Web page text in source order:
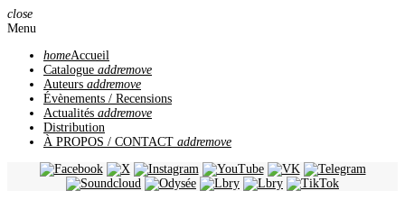
close
Menu
homeAccueil
Catalogue addremove
Auteurs addremove
Évènements / Recensions
Actualités addremove
Distribution
À PROPOS / CONTACT addremove